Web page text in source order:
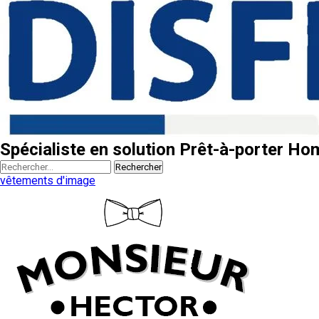
Spécialiste en solution Prêt-à-porter
Rechercher
vêtements d'image